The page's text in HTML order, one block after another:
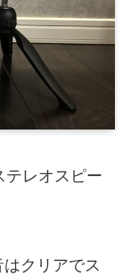
テレオスピー
クリアでス